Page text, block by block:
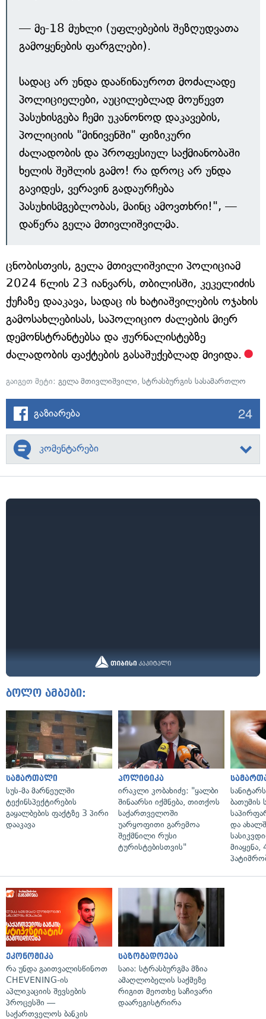
— მე-18 მუხლი (უფლებების შეზღუდვათა
გამოყენების ფარგლები).
სადაც არ უნდა დააწინაუროთ მოძალადე
პოლიციელები, აუცილებლად მოუწევთ
პასუხისგება ჩემი უკანონოდ დაკავების,
პოლიციის "მინივენში" ფიზიკური
ძალადობის და პროფესიულ საქმიანობაში
ხელის შეშლის გამო! რა დროც არ უნდა
გავიდეს, ვერავინ გადაურჩება
პასუხისმგებლობას, მაინც ამოვთხრი!", —
დაწერა გელა მთივლიშვილმა.
ცნობისთვის, გელა მთივლიშვილი პოლიციამ
2024 წლის 23 იანვარს, თბილისში, კეკელიძის
ქუჩაზე დააკავა, სადაც ის ხატიაშვილების ოჯახის
გამოსახლებისას, საპოლიციო ძალების მიერ
დემონსტრანტებსა და ჟურნალისტებზე
ძალადობის ფაქტების გასაშუქებლად მივიდა.
გაიგეთ მეტი: გელა მთივლიშვილი, სტრასბურგის სასამართლო
გაზიარება 24
კომენტარები
ბოლო ამბები:
სამართალი
სუს-მა მარნეულში
ტექინსპექტირების
გაყალბების ფაქტზე 3 პირი
დააკავა
პოლიტიკა
ირაკლი კობახიძე: "ყალბი
შინაარსი იქმნება, თითქოს
საქართველოში
უარყოფითი გარემოა
შექმნილი რუსი
ტურისტებისთვის"
ბათუმის
და
ეკონომიკა
რა უნდა გაითვალისწინოთ
CHEVENING-ის
აპლიკაციის შევსების
პროცესში —
საქართველოს ბანკის
საზოგადოება
საია: სტრასბურგმა მზია
ამაღლობელის საქმეზე
რიგით მეოთხე საჩივარი
დაარეგისტრირა